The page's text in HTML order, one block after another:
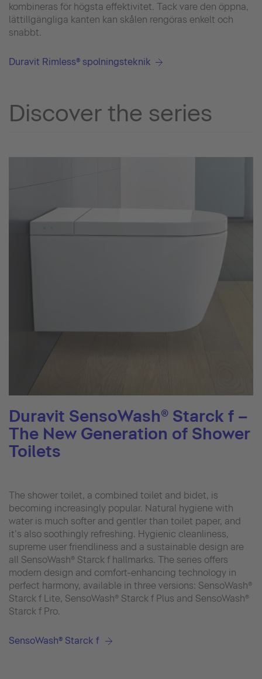
kombineras för högsta effektivitet. Tack vare den öppna,
lättillgängliga kanten kan skålen rengöras enkelt och
snabbt.
Duravit Rimless® spolningsteknik
Discover the series
Duravit SensoWash® Starck f –
The New Generation of Shower
Toilets
The shower toilet, a combined toilet and bidet, is
becoming increasingly popular. Natural hygiene with
water is much softer and gentler than toilet paper, and
it’s also soothingly refreshing. Hygienic cleanliness,
supreme user friendliness and a sustainable design are
all SensoWash® Starck f hallmarks. The series offers
modern design and comfort-enhancing technology in
perfect harmony, available in three versions: SensoWash®
Starck f Lite, SensoWash® Starck f Plus and SensoWash®
Starck f Pro.
SensoWash® Starck f